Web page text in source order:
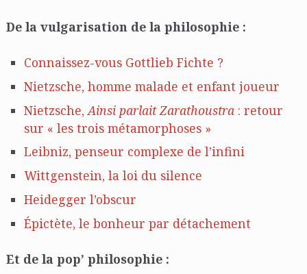
De la vulgarisation de la philosophie :
Connaissez-vous Gottlieb Fichte ?
Nietzsche, homme malade et enfant joueur
Nietzsche,Ainsi parlait Zarathoustra : retour
sur « les trois métamorphoses »
Leibniz, penseur complexe de l’infini
Wittgenstein, la loi du silence
Heidegger l’obscur
Épictète, le bonheur par détachement
Et de la pop’ philosophie :